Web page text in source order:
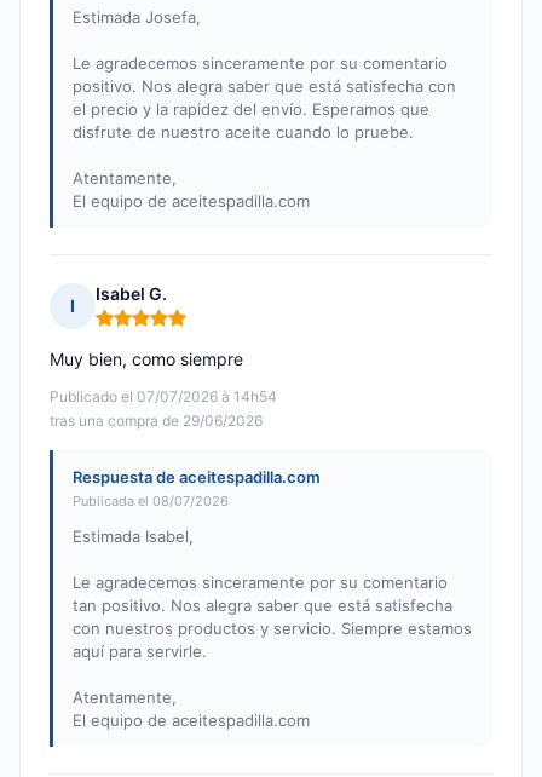
Estimada Josefa,
Le agradecemos sinceramente por su comentario
positivo. Nos alegra saber que está satisfecha con
el precio y la rapidez del envío. Esperamos que
disfrute de nuestro aceite cuando lo pruebe.
Atentamente,
El equipo de aceitespadilla.com
I
Isabel G.
Nota: 5 de 5
Publicado el 07/07/2026 à 14h54
tras una compra de 29/06/2026
Muy bien, como siempre
Respuesta de aceitespadilla.com
Publicada el 08/07/2026
Estimada Isabel,
Le agradecemos sinceramente por su comentario
tan positivo. Nos alegra saber que está satisfecha
con nuestros productos y servicio. Siempre estamos
aquí para servirle.
Atentamente,
El equipo de aceitespadilla.com